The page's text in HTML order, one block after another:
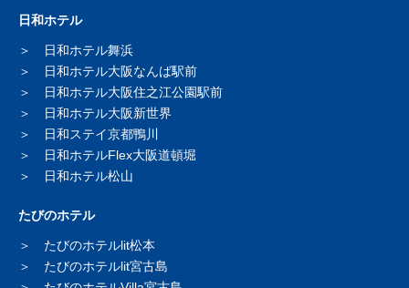
日和ホテル
日和ホテル舞浜
日和ホテル大阪なんば駅前
日和ホテル大阪住之江公園駅前
日和ホテル大阪新世界
日和ステイ京都鴨川
日和ホテルFlex大阪道頓堀
日和ホテル松山
たびのホテル
たびのホテルlit松本
たびのホテルlit宮古島